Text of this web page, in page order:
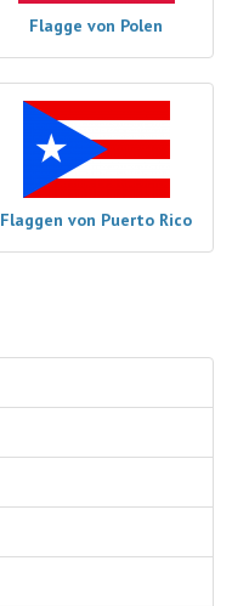
Flagge von Polen
Flaggen von Puerto Rico